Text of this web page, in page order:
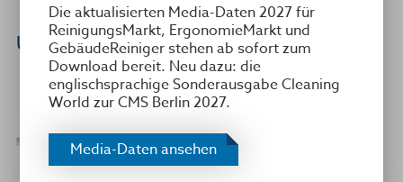
Unsere Top-Partner
Die aktualisierten Media-Daten 2027 für
ReinigungsMarkt, ErgonomieMarkt und
GebäudeReiniger stehen ab sofort zum
Download bereit. Neu dazu: die
englischsprachige Sonderausgabe Cleaning
World zur CMS Berlin 2027.
Media-Daten ansehen